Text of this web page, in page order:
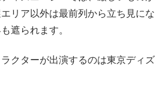
リア以外は最前列から立ち見にな
遮られます。
ラクターが出演するのは東京ディズ